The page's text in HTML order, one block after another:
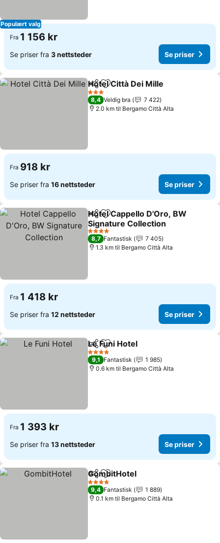
Populært valg
Fra 1 156 kr
Se priser fra 3 nettsteder Se priser
Del Legg til i favoritter
Hotel Città Dei Mille
3 Stjerner
8,4 Veldig bra
7 422
2.0 km til Bergamo Città Alta
Fra 918 kr
Se priser fra 16 nettsteder Se priser
Del Legg til i favoritter
Hotel Cappello D'Oro, BW
Signature Collection
4 Stjerner
8,7 Fantastisk
7 405
1.3 km til Bergamo Città Alta
Fra 1 418 kr
Se priser fra 12 nettsteder Se priser
Del Legg til i favoritter
Le Funi Hotel
4 Stjerner
9,1 Fantastisk
1 985
0.6 km til Bergamo Città Alta
Fra 1 393 kr
Se priser fra 13 nettsteder Se priser
Del Legg til i favoritter
GombitHotel
4 Stjerner
9,4 Fantastisk
1 889
0.1 km til Bergamo Città Alta